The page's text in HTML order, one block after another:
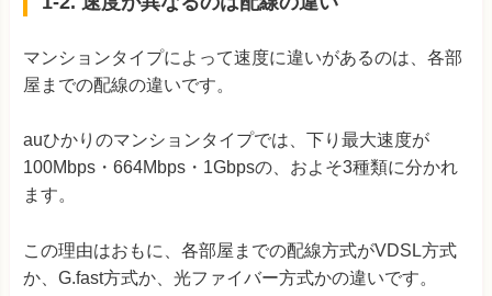
マンションタイプによって速度に違いがあるのは、各部
屋までの配線の違いです。
auひかりのマンションタイプでは、下り最大速度が
100Mbps・664Mbps・ 1Gbpsの、およそ3種類に分かれ
ます。
この理由はおもに、各部屋までの配線方式がVDSL方式
か、G.fast方式か、光ファイバー方式かの違いです。